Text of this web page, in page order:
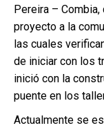
Pereira –
proyecto a la
las cuales
de iniciar con los
inició con la
puente en los
Actualmente se